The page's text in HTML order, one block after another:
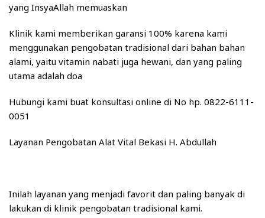
yang InsyaAllah memuaskan
Klinik kami memberikan garansi 100% karena kami
menggunakan pengobatan tradisional dari bahan bahan
alami, yaitu vitamin nabati juga hewani, dan yang paling
utama adalah doa
Hubungi kami buat konsultasi online di No hp. 0822-6111-
0051
Layanan Pengobatan Alat Vital Bekasi H. Abdullah
Inilah layanan yang menjadi favorit dan paling banyak di
lakukan di klinik pengobatan tradisional kami.